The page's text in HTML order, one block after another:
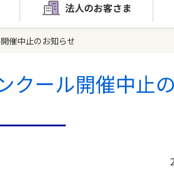
法人のお客さま
催中止のお知らせ
クール開催中止